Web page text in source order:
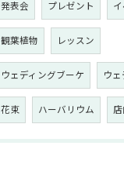
発表会 プレゼント
観葉植物 レッスン
ウェディングブーケ ウ
花束 ハーバリウム